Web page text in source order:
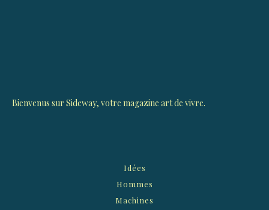
Bienvenus sur Sideway, votre magazine art de vivre.
Idées
Hommes
Machines